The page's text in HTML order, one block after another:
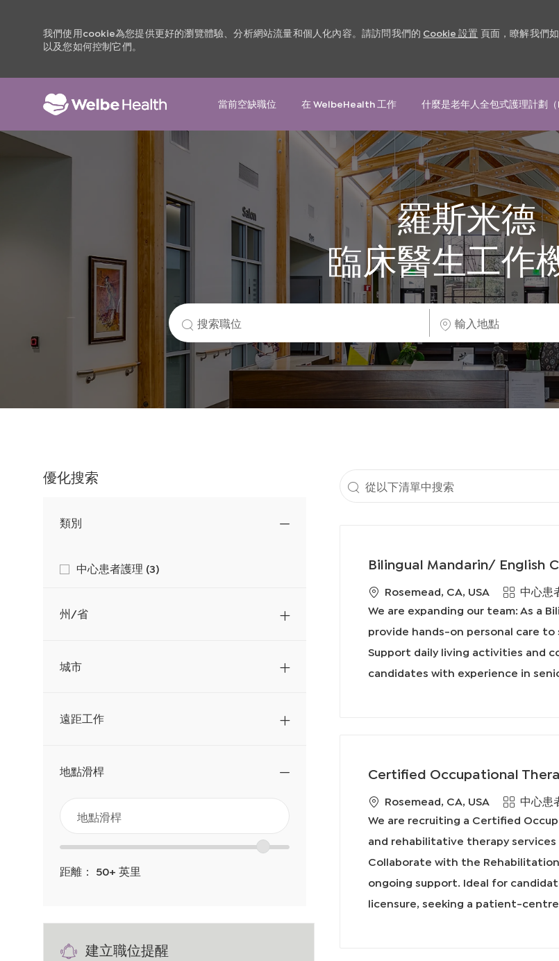
我們使用cookie為您提供更好的瀏覽體驗、分析網站流量和個人化內容。請訪問我們的 Cookie 設置 頁面，瞭解我們
以及您如何控制它們。
當前空缺職位
在 WelbeHealth 工作 什麼是老年人全包式護理計劃（
羅斯米德
臨床醫生工作
搜
索
職
名
輸
入
地
點
優化搜索
類別
中心患者護理 (3)工
州/省
城市
遠距工作
地點滑桿
從
以
下
清
中
搜
地
點
滑
桿
位
置
滑
塊
距離： 50+ 英里
建立職位提醒
從
以
Bilingual Mandarin/ English
地
點
Rosemead, CA, USA
類
別
中心患
We are expanding our team: As a
provide hands-on personal care to
Support daily living activities and
candidates with experience in
Certified Occupational
地
點
Rosemead, CA, USA
類
別
中心患
We are recruiting a Certified
and rehabilitative therapy
Collaborate with the
ongoing support. Ideal for
licensure, seeking a patient-